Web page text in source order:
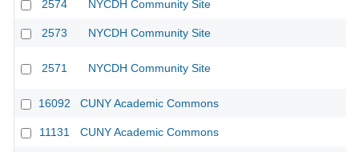
2574 NYCDH Community Site
2573 NYCDH Community Site
2571 NYCDH Community Site
16092 CUNY Academic Commons
11131 CUNY Academic Commons